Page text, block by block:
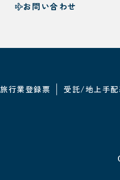
お問い合わせ
旅行業登録票 受託/地上手